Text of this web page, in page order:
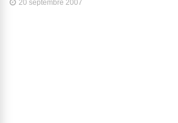
20 septembre 2007